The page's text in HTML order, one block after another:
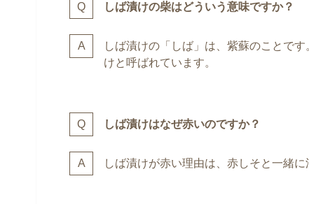
しば漬けの柴はどういう意味ですか？
しば漬けの「しば」は、紫蘇のことで
けと呼ばれています。
しば漬けはなぜ赤いのですか？
しば漬けが赤い理由は、赤しそと一緒に